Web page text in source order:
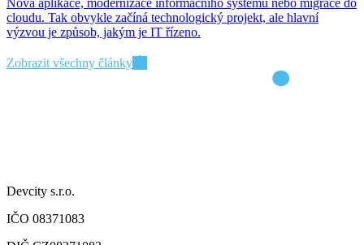
Nová aplikace, modernizace informačního systému nebo migrace do
cloudu. Tak obvykle začíná technologický projekt, ale hlavní
výzvou je způsob, jakým je IT řízeno.
Zobrazit všechny články
Devcity s.r.o.
IČO 08371083